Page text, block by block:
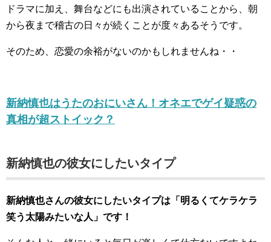
ドラマに加え、舞台などにも出演されていることから、朝
から夜まで稽古の日々が続くことが度々あるそうです。
そのため、恋愛の余裕がないのかもしれませんね・・
新納慎也はうたのおにいさん！オネエでゲイ疑惑の
真相が超ストイック？
新納慎也の彼女にしたいタイプ
新納慎也さんの彼女にしたいタイプは「明るくてケラケラ
笑う太陽みたいな人」です！